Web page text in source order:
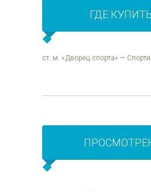
ГДЕ
ст. м. «Дворец спорта» —